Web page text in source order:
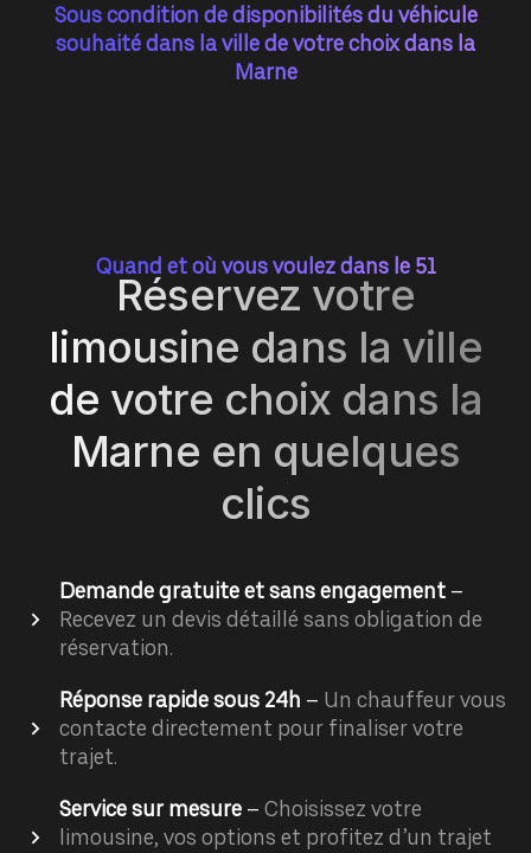
Sous condition de disponibilités du véhicule
souhaité dans la ville de votre choix dans la
Marne
Quand et où vous voulez dans le 51
Réservez votre
limousine dans la ville
de votre choix dans la
Marne en quelques
clics
Demande gratuite et sans engagement –
Recevez un devis détaillé sans obligation de
réservation.
Réponse rapide sous 24h – Un chauffeur vous
contacte directement pour finaliser votre
trajet.
Service sur mesure – Choisissez votre
limousine, vos options et profitez d’un trajet